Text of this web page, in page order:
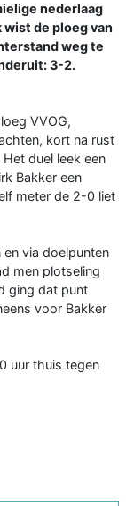
nederlaag
wist de ploeg van
weg te
3-2.
VVOG,
kort na rust
duel leek een
Bakker een
meter de 2-0 liet
via doelpunten
men plotseling
ging dat punt
voor Bakker
uur thuis tegen